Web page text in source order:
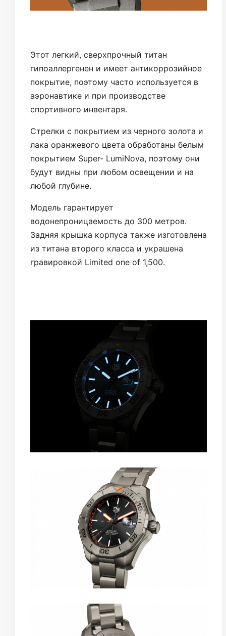
Этот легкий, сверхпрочный титан
гипоаллергенен и имеет антикоррозийное
покрытие, поэтому часто используется в
аэронавтике и при производстве
спортивного инвентаря.
Стрелки с покрытием из черного золота и
лака оранжевого цвета обработаны белым
покрытием Super- LumiNova, поэтому они
будут видны при любом освещении и на
любой глубине.
Модель гарантирует
водонепроницаемость до 300 метров.
Задняя крышка корпуса также изготовлена
из титана второго класса и украшена
гравировкой Limited one of 1,500.